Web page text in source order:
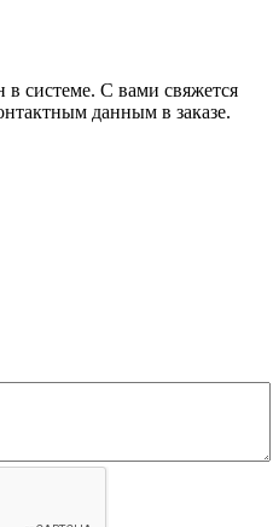
в системе. С вами свяжется
данным в заказе.